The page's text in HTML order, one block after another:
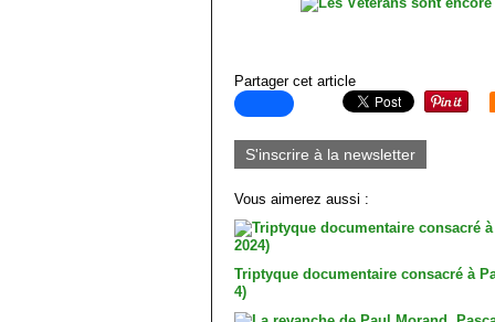
Partager cet article
S'inscrire à la newsletter
Vous aimerez aussi :
Triptyque documentaire consacré à
4)